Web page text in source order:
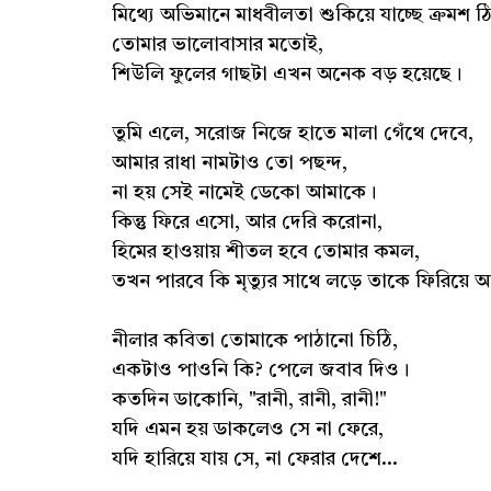
মিথ্যে অভিমানে মাধবীলতা শুকিয়ে যাচ্ছে ক্রমশ
তোমার ভালোবাসার মতোই,
শিউলি ফুলের গাছটা এখন অনেক বড় হয়েছে।
তুমি এলে, সরোজ নিজে হাতে মালা গেঁথে দেবে,
আমার রাধা নামটাও তো পছন্দ,
না হয় সেই নামেই ডেকো আমাকে।
কিন্তু ফিরে এসো, আর দেরি করোনা,
হিমের হাওয়ায় শীতল হবে তোমার কমল,
তখন পারবে কি মৃত্যুর সাথে লড়ে তাকে ফিরিয়ে
নীলার কবিতা তোমাকে পাঠানো চিঠি,
একটাও পাওনি কি? পেলে জবাব দিও।
কতদিন ডাকোনি, "রানী, রানী, রানী!"
যদি এমন হয় ডাকলেও সে না ফেরে,
যদি হারিয়ে যায় সে, না ফেরার দেশে...